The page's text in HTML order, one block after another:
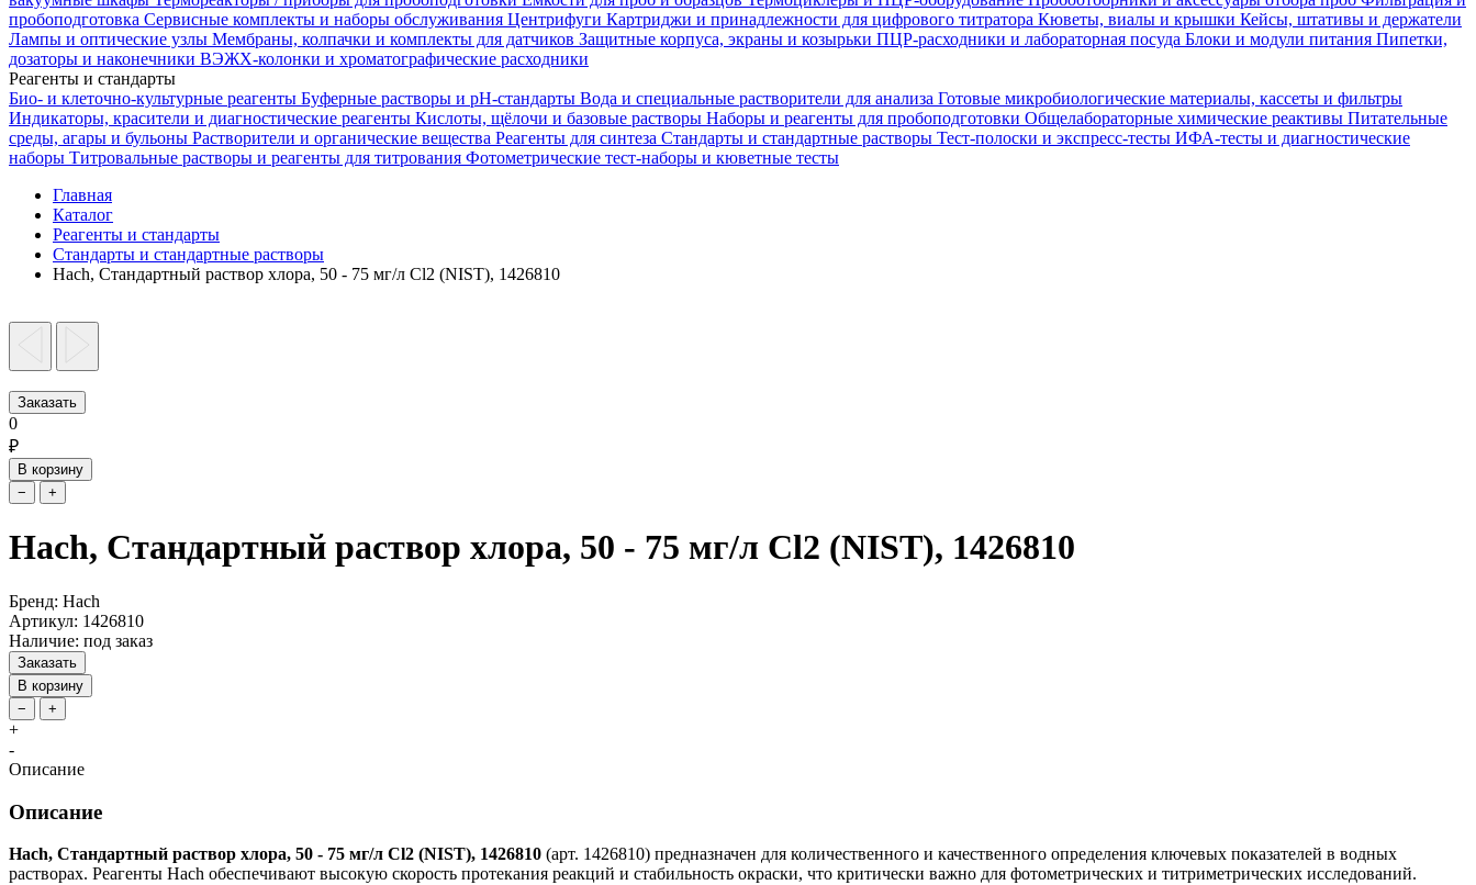
пробоподготовка Сервисные комплекты и наборы обслуживания Центрифуги Картриджи и принадлежности для цифрового титратора Кюветы, виалы и крышки Кейсы, штативы и держатели
Лампы и оптические узлы Мембраны, колпачки и комплекты для датчиков Защитные корпуса, экраны и козырьки ПЦР-расходники и лабораторная посуда Блоки и модули питания Пипетки,
дозаторы и наконечники ВЭЖХ-колонки и хроматографические расходники
Реагенты и стандарты
Био- и клеточно-культурные реагенты Буферные растворы и pH-стандарты Вода и специальные растворители для анализа Готовые микробиологические материалы, кассеты и фильтры
Индикаторы, красители и диагностические реагенты Кислоты, щёлочи и базовые растворы Наборы и реагенты для пробоподготовки Общелабораторные химические реактивы Питательные
среды, агары и бульоны Растворители и органические вещества Реагенты для синтеза Стандарты и стандартные растворы Тест-полоски и экспресс-тесты ИФА-тесты и диагностические
наборы Титровальные растворы и реагенты для титрования Фотометрические тест-наборы и кюветные тесты
Главная
Каталог
Реагенты и стандарты
Стандарты и стандартные растворы
Hach, Стандартный раствор хлора, 50 - 75 мг/л Cl2 (NIST), 1426810
Заказать
0
₽
В корзину
−
+
Hach, Стандартный раствор хлора, 50 - 75 мг/л Cl2 (NIST), 1426810
Бренд: Hach
Артикул: 1426810
Наличие: под заказ
Заказать
В корзину
−
+
+
-
Описание
Описание
Hach, Стандартный раствор хлора, 50 - 75 мг/л Cl2 (NIST), 1426810 (арт. 1426810) предназначен для количественного и качественного определения ключевых показателей в водных
растворах. Реагенты Hach обеспечивают высокую скорость протекания реакций и стабильность окраски, что критически важно для фотометрических и титриметрических исследований.